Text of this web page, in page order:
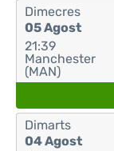
Dimecres
05 Agost
21:39
Manchester
(MAN)
Dimarts
04 Agost